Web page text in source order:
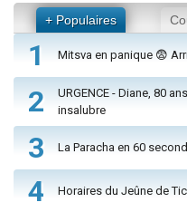
+ Populaires
1 Mitsva en panique 😨
2
URGENCE - Diane, 80
insalubre
3 La Paracha en 60
4 Horaires du Jeûne de